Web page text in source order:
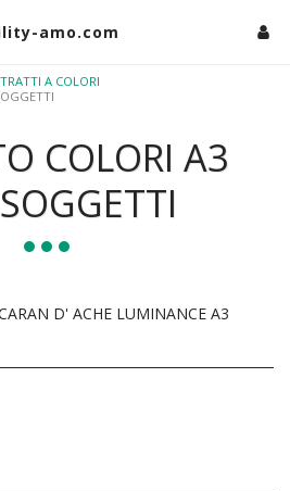
amo.com
A COLORI
COLORI A3
D' ACHE LUMINANCE A3